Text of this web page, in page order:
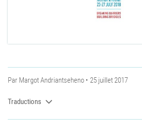
Par Margot Andriantseheno 25 juillet 2017
Traductions